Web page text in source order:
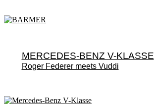
MERCEDES-BENZ V-KLASSE
Roger Federer meets Vuddi